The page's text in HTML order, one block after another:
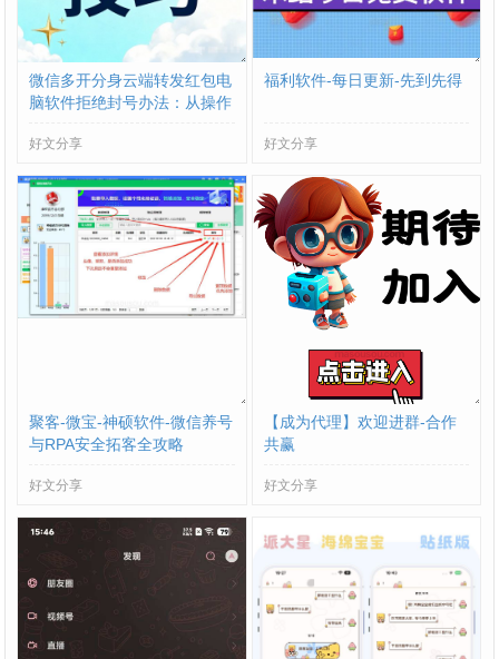
微信多开分身云端转发红包电
脑软件拒绝封号办法：从操作
好文分享
福利软件-每日更新-先到先得
好文分享
聚客-微宝-神硕软件-微信养号
与RPA安全拓客全攻略
好文分享
【成为代理】欢迎进群-合作
共赢
好文分享